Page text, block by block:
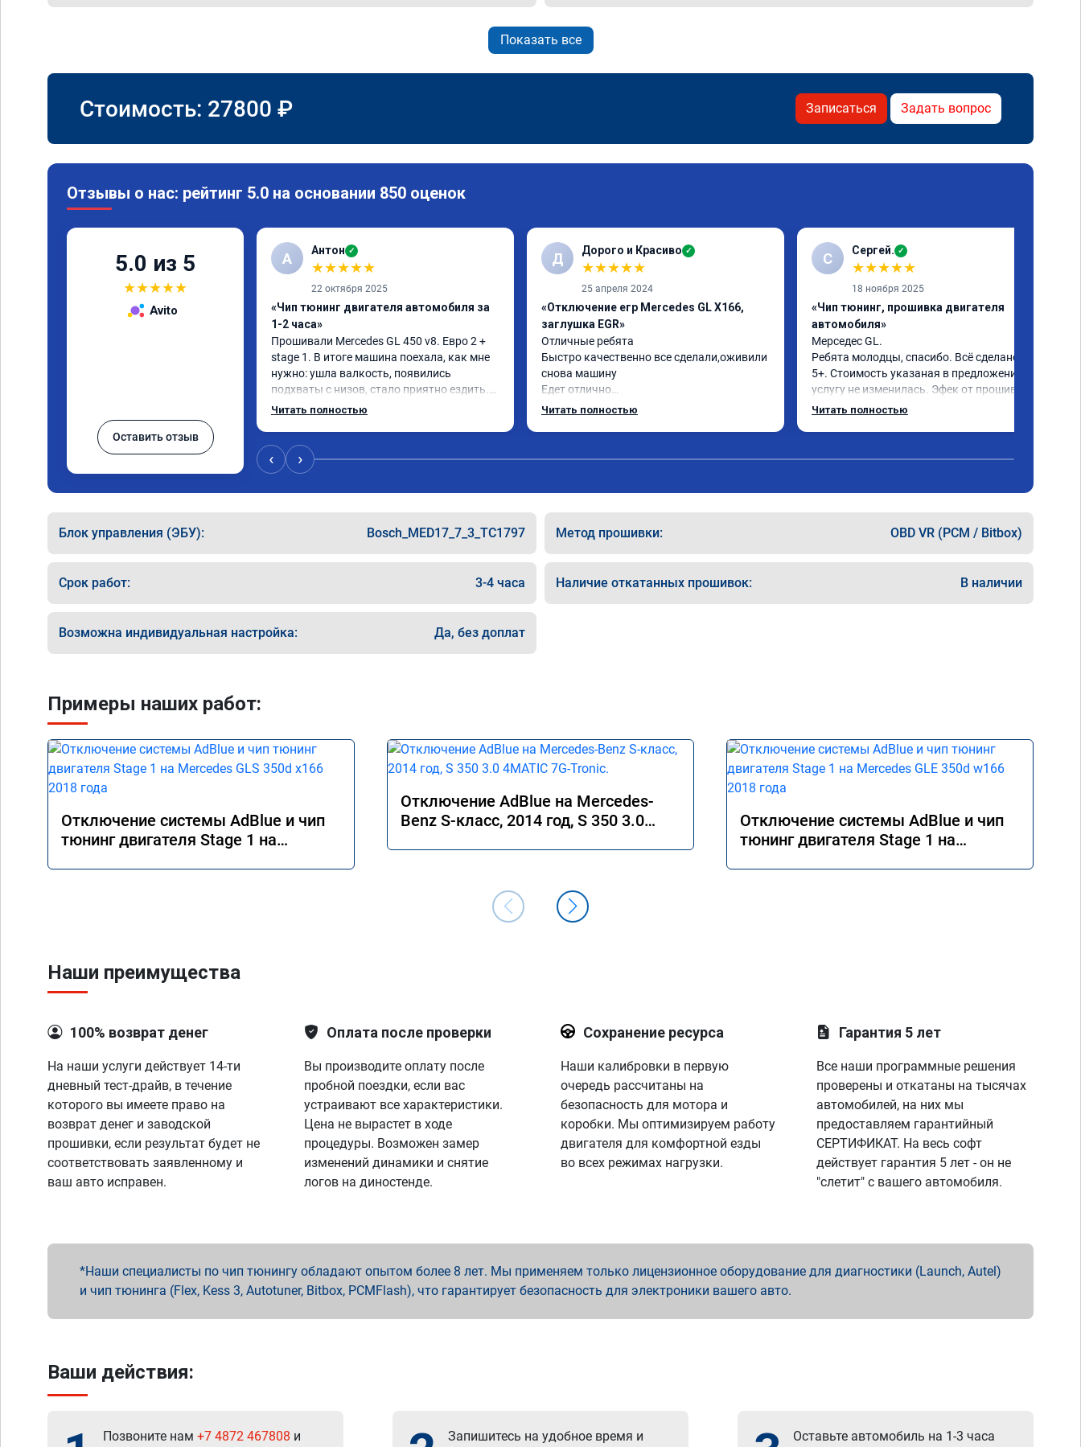
Показать все
Стоимость: 27800 ₽ Записаться Задать вопрос
Отзывы о нас: рейтинг 5.0 на основании 850 оценок
5.0 из 5
★★★★★
Avito
Оставить отзыв
А Антон ✓
★★★★★
22 октября 2025
«Чип тюнинг двигателя автомобиля за
1-2 часа»
Прошивали Mercedes GL 450 v8. Евро 2 +
stage 1. В итоге машина поехала, как мне
нужно: ушла валкость, появились
подхваты с низов, стало приятно ездить.
Одни из лучших трат, в авто! 🔥
Читать полностью
Д Дорого и Красиво ✓
★★★★★
25 апреля 2024
«Отключение егр Mercedes GL X166,
заглушка EGR»
Отличные ребята
Быстро качественно все сделали,оживили
снова машину
Едет отлично
Спасибо большое ребятам
Читать полностью
С Сергей. ✓
★★★★★
18 ноября 2025
«Чип тюнинг, прошивка двигателя
автомобиля»
Мерседес GL.
Ребята молодцы, спасибо. Всё сделано на
5+. Стоимость указаная в предложение на
услугу не изменилась. Эфек от прошивки
ощутим сразу после начала движения,
Читать полностью
‹ ›
Блок управления (ЭБУ): Bosch_MED17_7_3_TC1797 Метод прошивки: OBD VR (PCM / Bitbox)
Срок работ: 3-4 часа Наличие откатанных прошивок: В наличии
Возможна индивидуальная настройка: Да, без доплат
Примеры наших работ:
Отключение системы AdBlue и чип
тюнинг двигателя Stage 1 на
Отключение AdBlue на Mercedes-
Benz S-класс, 2014 год, S 350 3.0
Отключение системы AdBlue и чип
тюнинг двигателя Stage 1 на
Наши преимущества
100% возврат денег
На наши услуги действует 14-ти
дневный тест-драйв, в течение
которого вы имеете право на
возврат денег и заводской
прошивки, если результат будет не
соответствовать заявленному и
ваш авто исправен.
Оплата после проверки
Вы производите оплату после
пробной поездки, если вас
устраивают все характеристики.
Цена не вырастет в ходе
процедуры. Возможен замер
изменений динамики и снятие
логов на диностенде.
Сохранение ресурса
Наши калибровки в первую
очередь рассчитаны на
безопасность для мотора и
коробки. Мы оптимизируем работу
двигателя для комфортной езды
во всех режимах нагрузки.
Гарантия 5 лет
Все наши программные решения
проверены и откатаны на тысячах
автомобилей, на них мы
предоставляем гарантийный
СЕРТИФИКАТ. На весь софт
действует гарантия 5 лет - он не
"слетит" с вашего автомобиля.
Наши специалисты по чип тюнингу обладают опытом более 8 лет. Мы применяем только лицензионное оборудование для диагностики (Launch, Autel)
и чип тюнинга (Flex, Kess 3, Autotuner, Bitbox, PCMFlash), что гарантирует безопасность для электроники вашего авто.
Ваши действия:
Позвоните нам +7 4872 467808 и Запишитесь на удобное время и Оставьте автомобиль на 1-3 часа